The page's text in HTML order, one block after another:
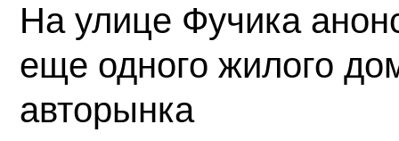
На улице Фучика
еще одного жилого
авторынка